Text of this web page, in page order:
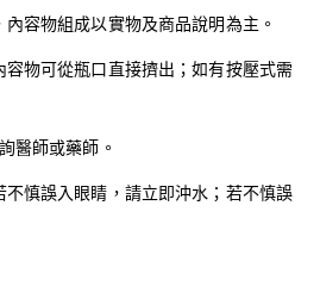
內容物組成以實物及商品說明為主。
容物可從瓶口直接擠出；如有按壓式需
醫師或藥師。
不慎誤入眼睛，請立即沖水；若不慎誤